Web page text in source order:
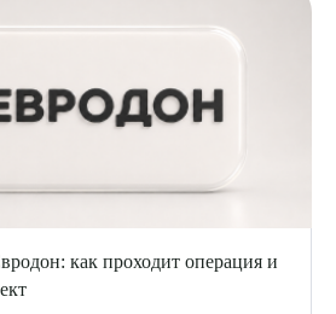
как проходит операция и